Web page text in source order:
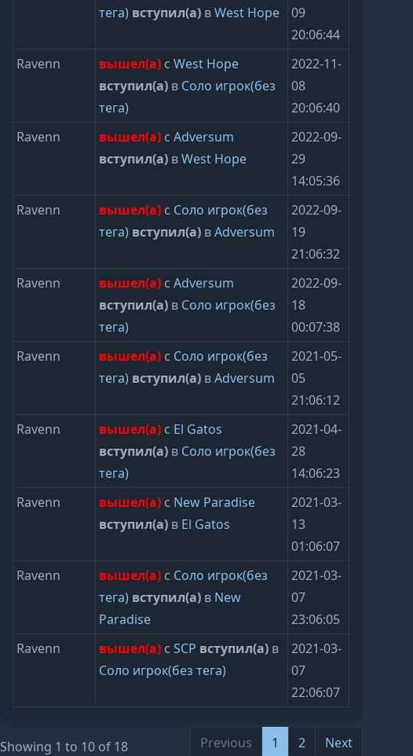
тега) вступил(а) вWest Hope
09
20:06:44
Ravenn
вышел(а) сWest Hope
вступил(а) в Соло игрок(без
тега)
2022-11-
08
20:06:40
Ravenn
вышел(а) сAdversum
вступил(а) вWest Hope
2022-09-
29
14:05:36
Ravenn
вышел(а) с Соло игрок(без
тега) вступил(а) вAdversum
2022-09-
19
21:06:32
Ravenn
вышел(а) сAdversum
вступил(а) в Соло игрок(без
тега)
2022-09-
18
00:07:38
Ravenn
вышел(а) с Соло игрок(без
тега) вступил(а) вAdversum
2021-05-
05
21:06:12
Ravenn
вышел(а) с El Gatos
вступил(а) в Соло игрок(без
тега)
2021-04-
28
14:06:23
Ravenn
вышел(а) с New Paradise
вступил(а) в El Gatos
2021-03-
13
01:06:07
Ravenn
вышел(а) с Соло игрок(без
тега) вступил(а) в New
Paradise
2021-03-
07
23:06:05
Ravenn
вышел(а) сSCP вступил(а) в
Соло игрок(без тега)
2021-03-
07
22:06:07
Showing 1 to 10 of 18
Previous 1 2 Next